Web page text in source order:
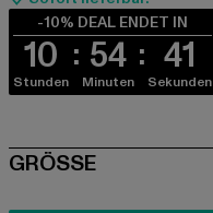
-10% DEAL ENDET IN
10
Stunden
54
Minuten
41
Sekunden
SIZE
GRÖSSE